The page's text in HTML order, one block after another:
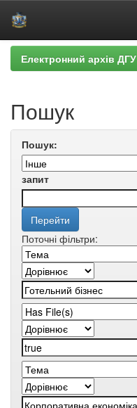
Skip
navigation
Електронний архів ДГУ
Пошук
Пошук:
запит
Поточні фільтри: